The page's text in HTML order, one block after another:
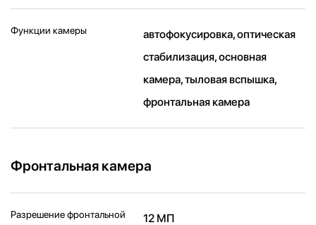
Функции камеры
автофокусировка, оптическая
стабилизация, основная
камера, тыловая вспышка,
фронтальная камера
Фронтальная камера
Разрешение фронтальной
12 МП